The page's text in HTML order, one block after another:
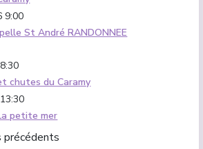
9:00
St André RANDONNEE
8:30
chutes du Caramy
13:30
petite mer
précédents